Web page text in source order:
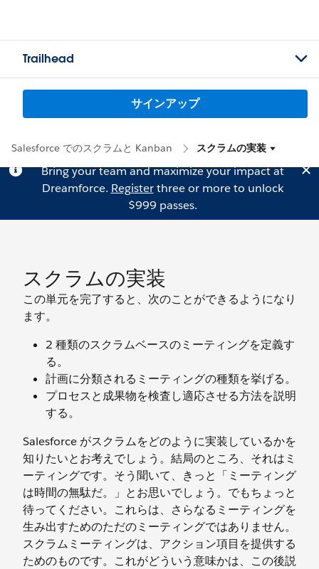
Trailhead
サインアップ
Salesforce でのスクラムと Kanban スクラムの実装
Bring your team and maximize your impact at
Dreamforce. Registerthree or more to unlock
$999 passes.
スクラムの実装
この単元を完了すると、次のことができるようになり
ます。
2 種類のスクラムベースのミーティングを定義す
る。
計画に分類されるミーティングの種類を挙げる。
プロセスと成果物を検査し適応させる方法を説明
する。
Salesforce がスクラムをどのように実装しているかを
知りたいとお考えでしょう。結局のところ、それはミ
ーティングです。そう聞いて、きっと「ミーティング
は時間の無駄だ。」とお思いでしょう。でもちょっと
待ってください。これらは、さらなるミーティングを
生み出すためのただのミーティングではありません。
スクラムミーティングは、アクション項目を提供する
ためのものです。これがどういう意味かは、この後説